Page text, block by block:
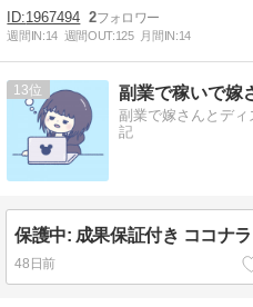
1967494 2
週間IN:14 週間OUT:125 月間IN:14
13 副業で稼いで嫁
副業で嫁さんとデ
記
保護中: 成果保証付き ココナ
48日前